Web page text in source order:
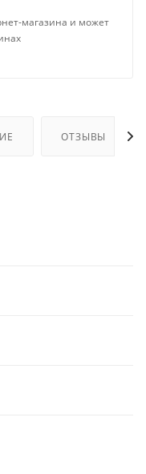
магазина и может
ОТЗЫВЫ